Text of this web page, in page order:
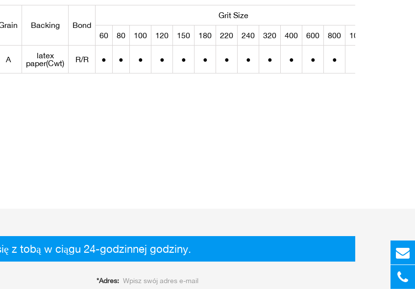
Backing Bond
Grit Size
60 80 100 120 150 180 220 240 320 400 600 800 1000
A
latex
paper(Cwt)
R/R ● ● ● ● ● ● ● ● ● ● ● ●
z tobą w ciągu 24-godzinnej godziny.
*Adres: